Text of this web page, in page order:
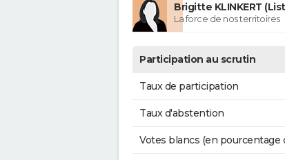
Brigitte KLINKERT
La force de nos territoires
Participation au scrutin
Taux de participation
Taux d'abstention
Votes blancs (en pourcentage